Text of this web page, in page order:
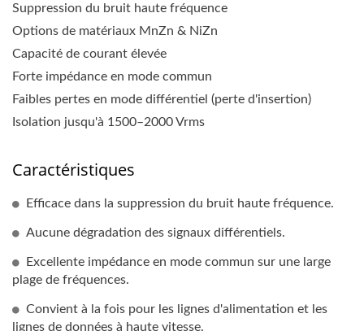
Suppression du bruit haute fréquence
Options de matériaux MnZn & NiZn
Capacité de courant élevée
Forte impédance en mode commun
Faibles pertes en mode différentiel (perte d'insertion)
Isolation jusqu'à 1500–2000 Vrms
Caractéristiques
Efficace dans la suppression du bruit haute fréquence.
Aucune dégradation des signaux différentiels.
Excellente impédance en mode commun sur une large
plage de fréquences.
Convient à la fois pour les lignes d'alimentation et les
lignes de données à haute vitesse.